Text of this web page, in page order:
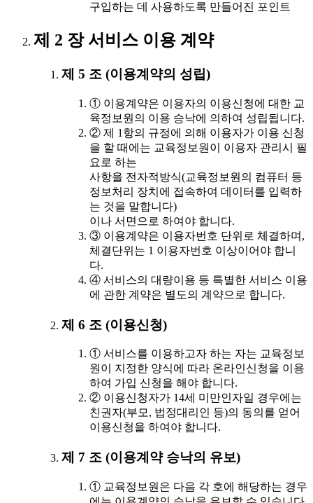
구입하는 데 사용하도록 만들어진 포인트
제 2 장 서비스 이용 계약
제 5 조 (이용계약의 성립)
① 이용계약은 이용자의 이용신청에 대한 교
육정보원의 이용 승낙에 의하여 성립됩니다.
② 제 1항의 규정에 의해 이용자가 이용 신청
을 할 때에는 교육정보원이 이용자 관리시 필
요로 하는
사항을 전자적방식(교육정보원의 컴퓨터 등
정보처리 장치에 접속하여 데이터를 입력하
는 것을 말합니다)
이나 서면으로 하여야 합니다.
③ 이용계약은 이용자번호 단위로 체결하며,
체결단위는 1 이용자번호 이상이어야 합니
다.
④ 서비스의 대량이용 등 특별한 서비스 이용
에 관한 계약은 별도의 계약으로 합니다.
제 6 조 (이용신청)
① 서비스를 이용하고자 하는 자는 교육정보
원이 지정한 양식에 따라 온라인신청을 이용
하여 가입 신청을 해야 합니다.
② 이용신청자가 14세 미만인자일 경우에는
친권자(부모, 법정대리인 등)의 동의를 얻어
이용신청을 하여야 합니다.
제 7 조 (이용계약 승낙의 유보)
① 교육정보원은 다음 각 호에 해당하는 경우